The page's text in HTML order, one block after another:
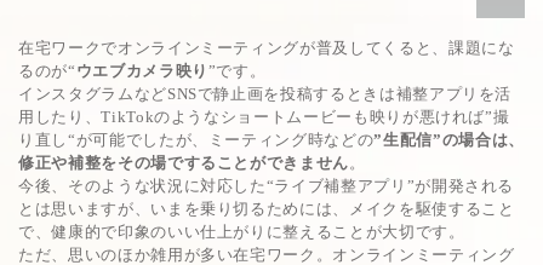
在宅ワークでオンラインミーティングが普及してくると、課題にな
るのが“ ウエブカメラ映り ”です。
インスタグラムなどSNSで静止画を投稿するときは補整アプリを活
用したり、TikTokのようなショートムービーも映りが悪ければ”撮
り直し“が可能でしたが、ミーティング時などの”生配信”の場合は、
修正や補整をその場ですることができません 。
今後、そのような状況に対応した“ライブ補整アプリ”が開発される
とは思いますが、いまを乗り切るためには、メイクを駆使すること
で、健康的で印象のいい仕上がりに整えることが大切です。
ただ、思いのほか雑用が多い在宅ワーク。オンラインミーティング